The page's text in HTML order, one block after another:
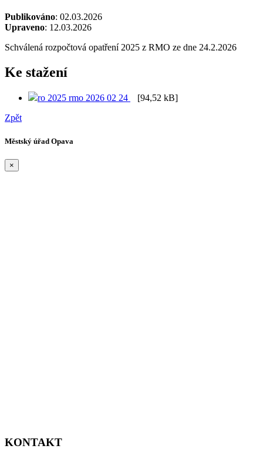
Publikováno: 02.03.2026
Upraveno: 12.03.2026
Schválená rozpočtová opatření 2025 z RMO ze dne 24.2.2026
Ke stažení
ro 2025 rmo 2026 02 24
[94,52 kB]
Zpět
Městský úřad Opava
×
KONTAKT